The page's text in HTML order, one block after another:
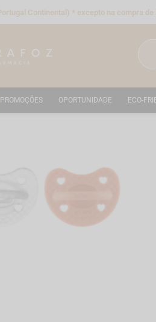
Continental) * excepto na compra
PROMOÇÕES OPORTUNIDADE ECO-